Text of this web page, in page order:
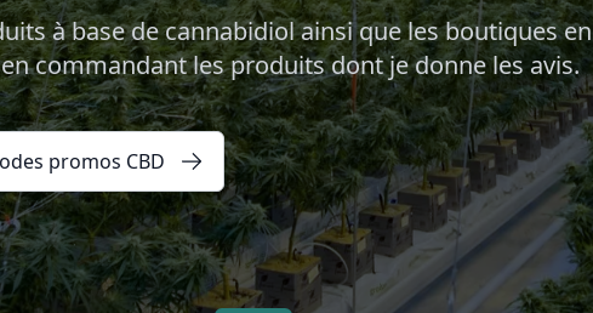
à base de cannabidiol ainsi que les boutiques en
commandant les produits dont je donne les avis.
promos CBD